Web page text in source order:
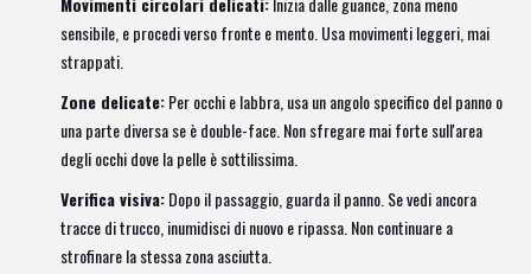
sensibile, e procedi verso fronte e mento. Usa movimenti leggeri, mai
strappati.
Zone delicate:Per occhi e labbra, usa un angolo specifico del panno o
una parte diversa se è double-face. Non sfregare mai forte sull'area
degli occhi dove la pelle è sottilissima.
Verifica visiva:Dopo il passaggio, guarda il panno. Se vedi ancora
tracce di trucco, inumidisci di nuovo e ripassa. Non continuare a
strofinare la stessa zona asciutta.